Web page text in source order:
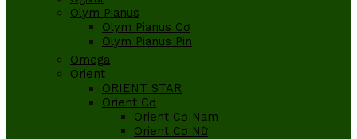
Olym Pianus
Olym Pianus Cơ
Olym Pianus Pin
Omega
Orient
ORIENT STAR
Orient Cơ
Orient Cơ Nam
Orient Cơ Nữ